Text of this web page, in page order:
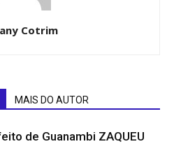
Cotrim
MAIS DO AUTOR
de Guanambi ZAQUEU